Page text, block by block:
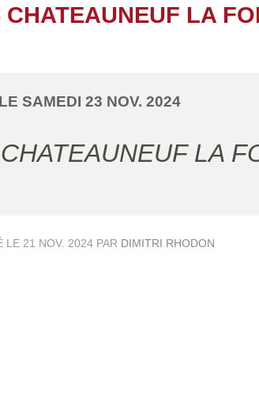
LA
LE SAMEDI 23 NOV. 2024
CHATEAUNEUF LA
LE 21 NOV. 2024PAR DIMITRI RHODON